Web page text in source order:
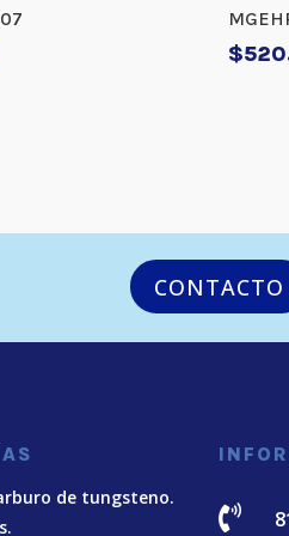
$
CONTACTO
de tungsteno.
